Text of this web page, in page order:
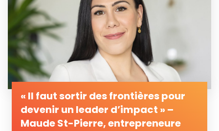
« Il faut sortir des frontières pour
devenir un leader d’impact » –
Maude St-Pierre, entrepreneure